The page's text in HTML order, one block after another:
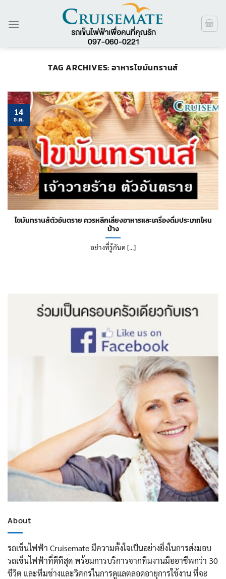
TAG ARCHIVES: อาหารไขมันทรานส์
ไขมันทรานส์ตัวอันตราย ควรหลีกเลี่ยงอาหารและเครื่องดื่มประเภทไหน
บ้าง
อย่างที่รู้กันด [...]
14
ธ.ค.
About
รถเข็นไฟฟ้า Cruisemate มีความตั้งใจเป็นอย่างยิ่งในการส่งมอบ
รถเข็นไฟฟ้าที่ดีทีสุด พร้อมการบริการจากทีมงานมืออาชีพกว่า 30
ชีวิต และทีมช่างและวิศกรในการดูแลตลอดอายุการใช้งาน ที่จะ